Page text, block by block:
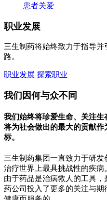
患者关爱
职业发展
三生制药将始终致力于指导
路。
职业发展 探索职业
我们因何与众不同
我们始终将珍爱生命、关注
将为社会做出的最大的贡献作
标。
三生制药集团一直致力于研
治疗世界上最具挑战性的疾病
由于药品是治病救人的工具
药公司投入了更多的关注与